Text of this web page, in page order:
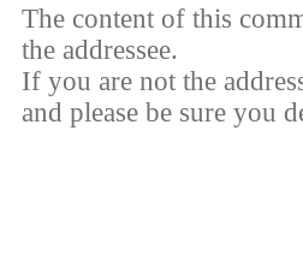
The content of this
the addressee.
If you are not the
and please be sure you